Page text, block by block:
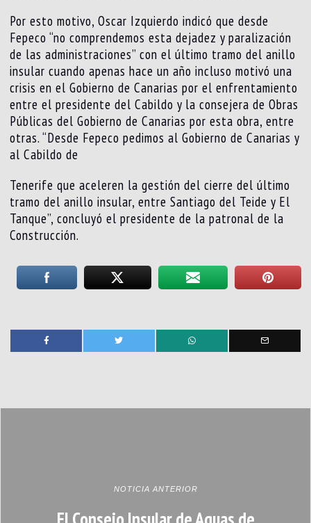
Por esto motivo, Oscar Izquierdo indicó que desde
Fepeco “no comprendemos esta dejadez y paralización
de las administraciones” con el último tramo del anillo
insular cuando apenas hace un año incluso motivó una
crisis en el Gobierno de Canarias por el enfrentamiento
entre el presidente del Cabildo y la consejera de Obras
Públicas del Gobierno de Canarias por esta obra, entre
otras. “Desde Fepeco pedimos al Gobierno de Canarias y
al Cabildo de
Tenerife que aceleren la gestión del cierre del último
tramo del anillo insular, entre Santiago del Teide y El
Tanque”, concluyó el presidente de la patronal de la
Construcción.
NOTICIA ANTERIOR